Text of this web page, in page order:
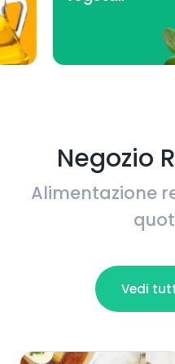
/10
Negozio
Alimentazione
Vedi